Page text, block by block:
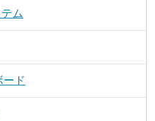
ム
ード